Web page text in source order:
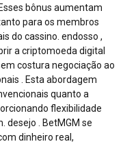
bônus aumentam
para os membros
do cassino. endosso ,
a criptomoeda digital
costura negociação ao
. Esta abordagem
quanto a
flexibilidade
desejo . BetMGM se
dinheiro real,